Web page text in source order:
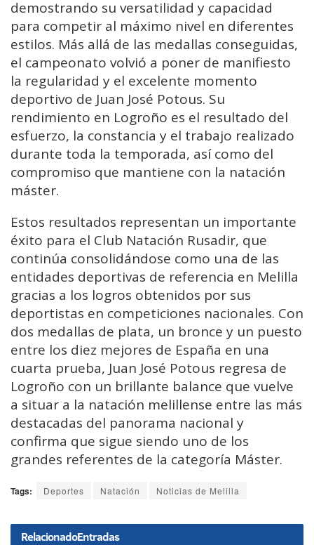
demostrando su versatilidad y capacidad
para competir al máximo nivel en diferentes
estilos. Más allá de las medallas conseguidas,
el campeonato volvió a poner de manifiesto
la regularidad y el excelente momento
deportivo de Juan José Potous. Su
rendimiento en Logroño es el resultado del
esfuerzo, la constancia y el trabajo realizado
durante toda la temporada, así como del
compromiso que mantiene con la natación
máster.
Estos resultados representan un importante
éxito para el Club Natación Rusadir, que
continúa consolidándose como una de las
entidades deportivas de referencia en Melilla
gracias a los logros obtenidos por sus
deportistas en competiciones nacionales. Con
dos medallas de plata, un bronce y un puesto
entre los diez mejores de España en una
cuarta prueba, Juan José Potous regresa de
Logroño con un brillante balance que vuelve
a situar a la natación melillense entre las más
destacadas del panorama nacional y
confirma que sigue siendo uno de los
grandes referentes de la categoría Máster.
Tags: Deportes Natación Noticias de Melilla
RelacionadoEntradas